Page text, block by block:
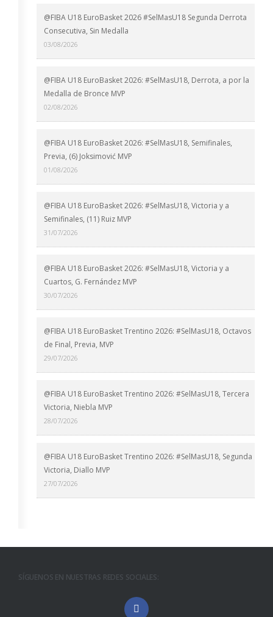
@FIBA U18 EuroBasket 2026 #SelMasU18 Segunda Derrota
Consecutiva, Sin Medalla
03/08/2026
@FIBA U18 EuroBasket 2026: #SelMasU18, Derrota, a por la
Medalla de Bronce MVP
02/08/2026
@FIBA U18 EuroBasket 2026: #SelMasU18, Semifinales,
Previa, (6) Joksimović MVP
01/08/2026
@FIBA U18 EuroBasket 2026: #SelMasU18, Victoria y a
Semifinales, (11) Ruiz MVP
31/07/2026
@FIBA U18 EuroBasket 2026: #SelMasU18, Victoria y a
Cuartos, G. Fernández MVP
30/07/2026
@FIBA U18 EuroBasket Trentino 2026: #SelMasU18, Octavos
de Final, Previa, MVP
29/07/2026
@FIBA U18 EuroBasket Trentino 2026: #SelMasU18, Tercera
Victoria, Niebla MVP
28/07/2026
@FIBA U18 EuroBasket Trentino 2026: #SelMasU18, Segunda
Victoria, Diallo MVP
27/07/2026
SÍGUENOS EN NUESTRAS REDES SOCIALES: